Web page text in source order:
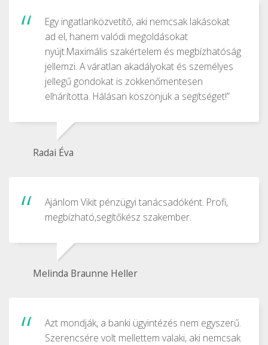
Egy ingatlanközvetítő, aki nemcsak lakásokat
ad el, hanem valódi megoldásokat
nyújt.Maximális szakértelem és megbízhatóság
jellemzi. A váratlan akadályokat és személyes
jellegű gondokat is zökkenőmentesen
elhárította. Hálásan köszönjük a segítséget!”
Radai Éva
Ajánlom Vikit pénzügyi tanácsadóként. Profi,
megbízható,segítőkész szakember.
Melinda Braunne Heller
Azt mondják, a banki ügyintézés nem egyszerű.
Szerencsére volt mellettem valaki, aki nemcsak